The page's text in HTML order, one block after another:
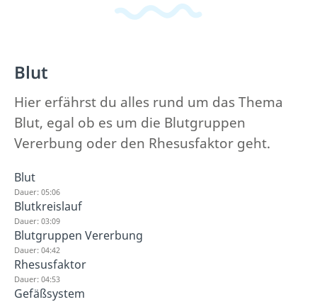
Blut
Hier erfährst du alles rund um das Thema
Blut, egal ob es um die Blutgruppen
Vererbung oder den Rhesusfaktor geht.
Blut
Dauer: 05:06
Blutkreislauf
Dauer: 03:09
Blutgruppen Vererbung
Dauer: 04:42
Rhesusfaktor
Dauer: 04:53
Gefäßsystem